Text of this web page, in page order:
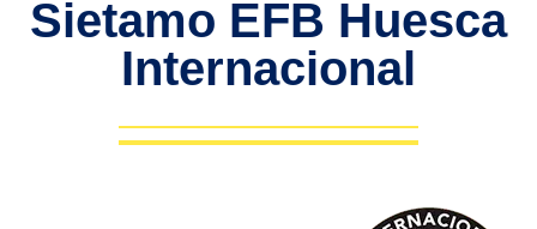
Sietamo EFB Huesca
Internacional